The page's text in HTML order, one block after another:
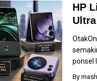
HP
ponsel
By